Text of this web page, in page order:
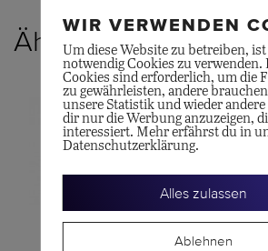
Ähnliche Produkte
WIR VERWENDEN
Um diese Website zu betreiben,
notwendig Cookies zu verwenden.
Cookies sind erforderlich, um die
zu gewährleisten, andere
unsere Statistik und wieder
dir nur die Werbung anzuzeigen,
interessiert. Mehr erfährst du in
Datenschutzerklärung.
Alles zulassen
Ablehnen